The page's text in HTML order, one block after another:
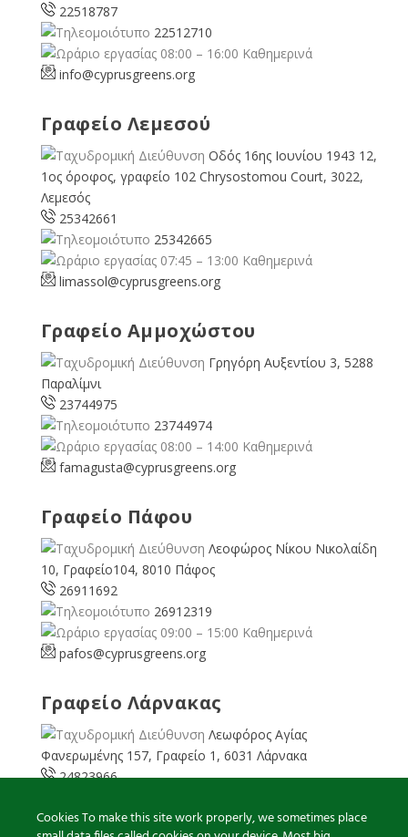
22518787
22512710
08:00 – 16:00 Καθημερινά
info@cyprusgreens.org
Γραφείο Λεμεσού
Οδός 16ης Ιουνίου 1943 12,
1ος όροφος, γραφείο 102 Chrysostomou Court, 3022,
Λεμεσός
25342661
25342665
07:45 – 13:00 Καθημερινά
limassol@cyprusgreens.org
Γραφείο Αμμοχώστου
Γρηγόρη Αυξεντίου 3, 5288
Παραλίμνι
23744975
23744974
08:00 – 14:00 Καθημερινά
famagusta@cyprusgreens.org
Γραφείο Πάφου
Λεοφώρος Νίκου Νικολαίδη
10, Γραφείο104, 8010 Πάφος
26911692
26912319
09:00 – 15:00 Καθημερινά
pafos@cyprusgreens.org
Γραφείο Λάρνακας
Λεωφόρος Αγίας
Φανερωμένης 157, Γραφείο 1, 6031 Λάρνακα
24823966
08:00 – 16:00 Καθημερινά
Cookies To make this site work properly, we sometimes place